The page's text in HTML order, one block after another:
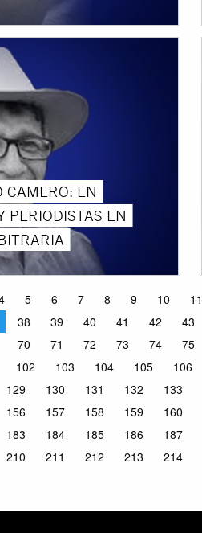
CAMERO: EN
PERIODISTAS EN
5 6 7 8 9 10 11
38 39 40 41 42 43
70 71 72 73 74 75
102 103 104 105 106
129 130 131 132 133
156 157 158 159 160
183 184 185 186 187
210 211 212 213 214